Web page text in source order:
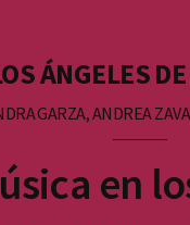
ÁNGELES
GARZA, ANDREA
en